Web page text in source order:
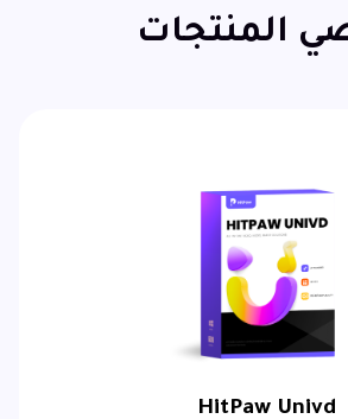
المنتجات
HitPaw Univd